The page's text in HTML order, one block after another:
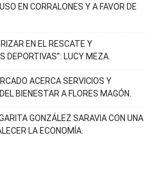
EN CORRALONES Y A FAVOR DE
EN EL RESCATE Y
DEPORTIVAS”: LUCY MEZA.
ACERCA SERVICIOS Y
BIENESTAR A FLORES MAGÓN.
GONZÁLEZ SARAVIA CON UNA
LA ECONOMÍA.